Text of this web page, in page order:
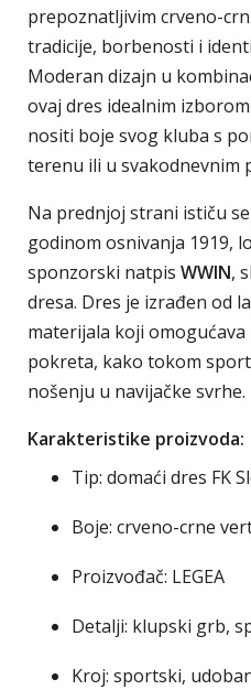
prepoznatljivim crveno-
tradicije, borbenosti i
Moderan dizajn u
ovaj dres idealnim
nositi boje svog kluba s
terenu ili u svakodnevnim
Na prednjoj strani ističu
godinom osnivanja 1919,
sponzorski natpis WWIN,
dresa. Dres je izrađen od
materijala koji
pokreta, kako tokom
nošenju u navijačke svrhe.
Karakteristike proizvoda:
Tip: domaći dres FK
Boje: crveno-crne
Proizvođač: LEGEA
Detalji: klupski grb,
Kroj: sportski,